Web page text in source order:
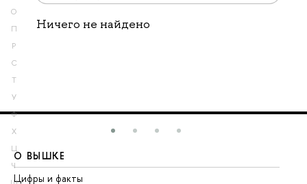
О
П
Р
С
Т
У
Ф
Х
Ц
Ч
Ничего не найдено
О ВЫШКЕ
Цифры и факты